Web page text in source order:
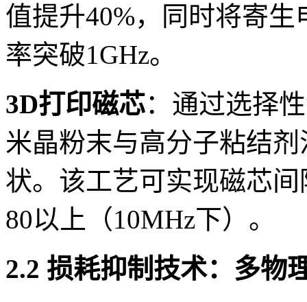
值提升40%，同时将寄
率突破1GHz。
3D打印磁芯：通过选择
米晶粉末与高分子粘结
状。该工艺可实现磁芯
80以上（10MHz下）。
2.2 损耗抑制技术：多物